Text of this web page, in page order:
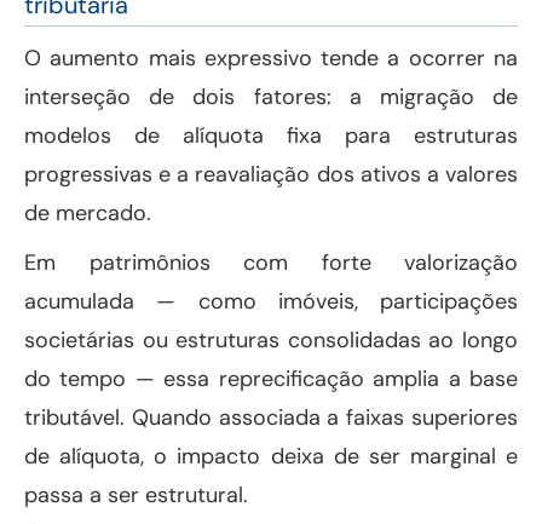
O aumento mais expressivo tende a ocorrer na
interseção de dois fatores: a migração de
modelos de alíquota fixa para estruturas
progressivas e a reavaliação dos ativos a valores
de mercado.
Em patrimônios com forte valorização
acumulada — como imóveis, participações
societárias ou estruturas consolidadas ao longo
do tempo — essa reprecificação amplia a base
tributável. Quando associada a faixas superiores
de alíquota, o impacto deixa de ser marginal e
passa a ser estrutural.